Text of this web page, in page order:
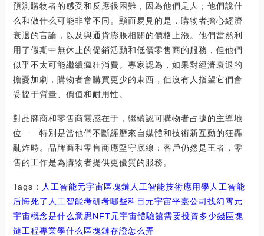
預測購物者的感受和反應很困難，因為他們是人；他們說什
么和做什么可能非常不同。顯而易見的是，購物者擔心經濟
衰退的言論，以及與通貨膨脹相關的價格上漲。他們當然利
用了假期中無休止的促銷活動和低價零售商的服務，但他們
似乎不太可能繼續瘋狂消費。專家認為，如果對經濟衰退的
擔憂加劇，購物者會購買更少的東西，但沒有人指望它們會
妥協于質量、價值和耐用性。
對品牌商和零售商靈感在于，繼續認可購物者占據的主導地
位——特別是當他們不斷經歷來自媒體和技術新互動的狂轟
亂炸時。品牌商和零售商應堅守底線：客戶仍然是王者，零
售的工作是為購物者提供更優質的服務。
Tags： 人工智能元宇宙區塊鏈人工智能技術應用學人工智能
后悔死了 人工智能考研考哪些科目元宇宙平臺公司找幻霄元
宇宙概念是什么意思NFT元宇宙體驗館需要投資多少錢區塊
鏈工程專業學什么 區塊鏈存證怎么弄